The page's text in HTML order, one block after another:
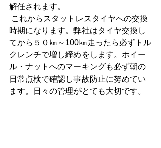
解任されます。
時期になります。弊社はタイヤ交換し
てから５０㎞～100㎞走ったら必ずトル
クレンチで増し締めをします。ホイー
ル・ナットへのマーキングも必ず朝の
日常点検で確認し事故防止に努めてい
ます。日々の管理がとても大切です。